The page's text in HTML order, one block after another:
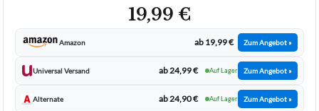
19,99 €
Amazon ab 19,99 € Zum Angebot »
Universal Versand ab 24,99 € Auf Lager Zum Angebot »
Alternate ab 24,90 € Auf Lager Zum Angebot »